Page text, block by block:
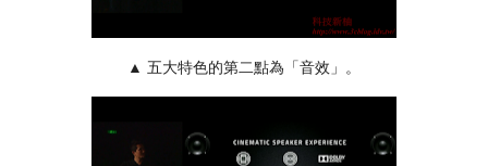
▲ 五大特色的第二點為「音效」。